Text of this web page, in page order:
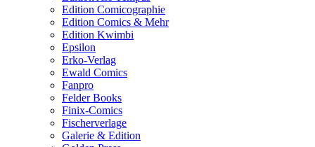
Edition Comicographie
Edition Comics & Mehr
Edition Kwimbi
Epsilon
Erko-Verlag
Ewald Comics
Fanpro
Felder Books
Finix-Comics
Fischerverlage
Galerie & Edition